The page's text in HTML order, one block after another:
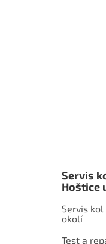
Servis
Hoštice
Servis
okolí
Test a